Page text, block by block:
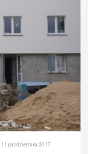
11 października 2017